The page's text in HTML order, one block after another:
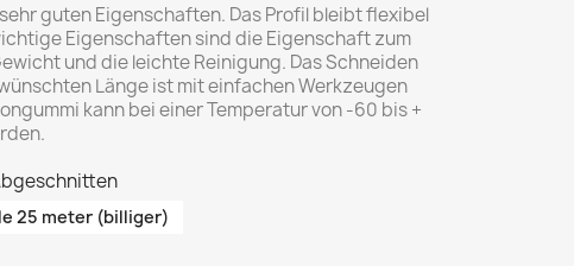
guten Eigenschaften. Das Profil bleibt flexibel
Eigenschaften sind die Eigenschaft zum
und die leichte Reinigung. Das Schneiden
Länge ist mit einfachen Werkzeugen
kann bei einer Temperatur von -60 bis +
25 meter (billiger)